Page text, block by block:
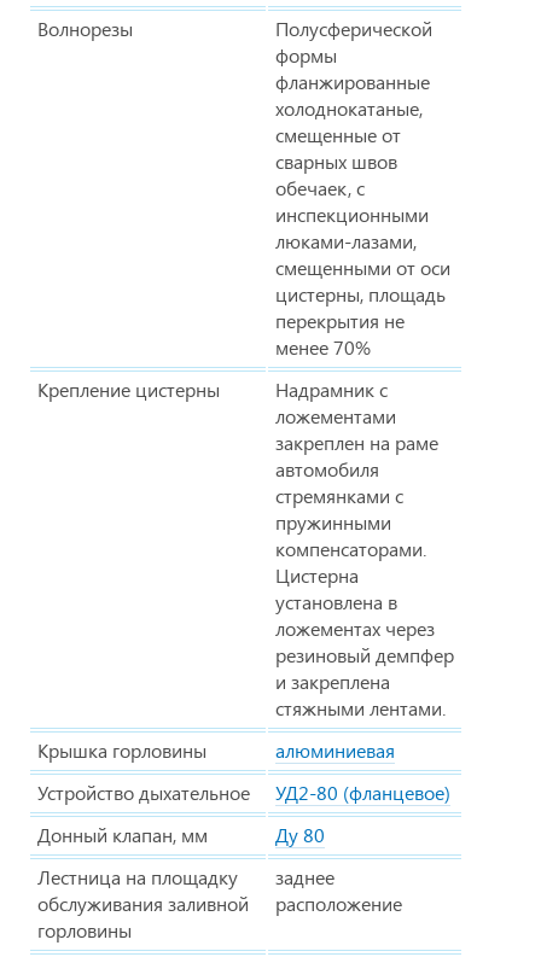
Волнорезы
Полусферической
формы
фланжированные
холоднокатаные,
смещенные от
сварных швов
обечаек, с
инспекционными
люками-лазами,
смещенными от оси
цистерны, площадь
перекрытия не
менее 70%
Крепление цистерны
Надрамник с
ложементами
закреплен на раме
автомобиля
стремянками с
пружинными
компенсаторами.
Цистерна
установлена в
ложементах через
резиновый демпфер
и закреплена
стяжными лентами.
Крышка горловины
алюминиевая
Устройство дыхательное
УД2-80 (фланцевое)
Донный клапан, мм
Ду 80
Лестница на площадку
обслуживания заливной
горловины
заднее
расположение